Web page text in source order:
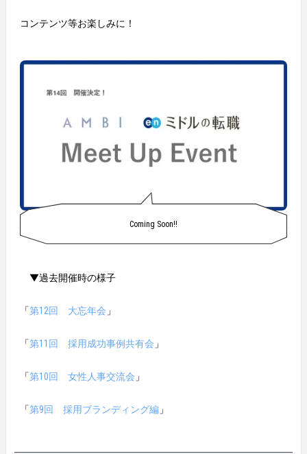
コンテンツ等お楽しみに！
Coming Soon!!
▼過去開催時の様子
「第12回 大忘年会 」
「第11回 採用成功事例共有会 」
「第10回 女性人事交流会 」
「第9回 採用ブランディング編 」